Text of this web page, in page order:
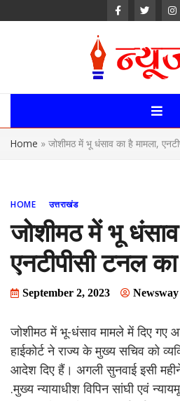
News
Delhi
Home » जोशीमठ में भू धंसाव का है मामला,
HOME उत्तराखंड
जोशीमठ में भू
एनटीपीसी टनल का
September 2, 2023 Newsway
जोशीमठ में भू-धंसाव मामले में दिए गए
हाईकोर्ट ने राज्य के मुख्य सचिव को
आदेश दिए हैं। अगली सुनवाई इसी
.मुख्य न्यायाधीश विपिन सांघी एवं